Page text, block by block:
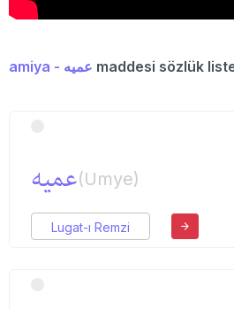
amiya - عمیه maddesi sözlük
عمیه(Umye)
Lugat-ı Remzi